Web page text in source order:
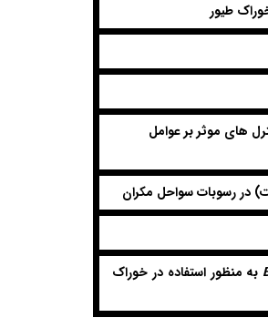
طیور
های موثر بر عوامل
در رسوبات سواحل مکران
به منظور استفاده در خوراک